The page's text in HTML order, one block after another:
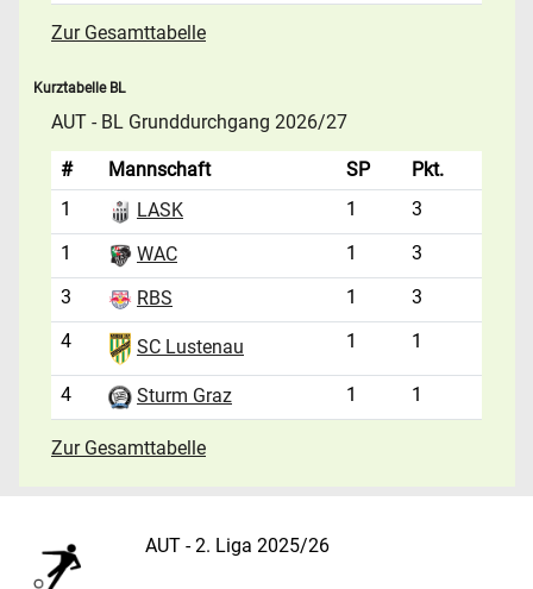
Zur Gesamttabelle
Kurztabelle BL
AUT - BL Grunddurchgang 2026/27
# Mannschaft SP
Pkt.
1
LASK 1
3
1
WAC 1
3
3
RBS 1
3
4
SC Lustenau 1 1
4 Sturm Graz 1 1
Zur Gesamttabelle
AUT - 2. Liga 2025/26